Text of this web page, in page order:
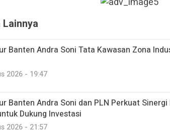
Lainnya
Banten Andra Soni Tata Kawasan Zona
2026 - 19:47
Banten Andra Soni dan PLN Perkuat Sinergi
Dukung Investasi
2026 - 21:57